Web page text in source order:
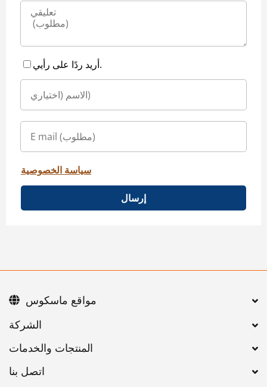
أريد ردًا على رأيي.
سياسة الخصوصية
إرسال
اتصل بنا
مواقع ماسكوس